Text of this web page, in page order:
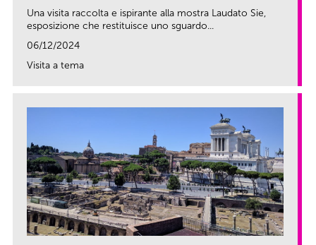
Una visita raccolta e ispirante alla mostra Laudato Sie,
esposizione che restituisce uno sguardo...
06/12/2024
Visita a tema